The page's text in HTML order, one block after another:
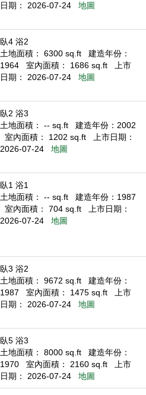
日期： 2026-07-24
地圖
臥4 浴2
土地面積： 6300 sq.ft
建造年份：
1964
室內面積： 1686 sq.ft
上市
日期： 2026-07-24
地圖
臥2 浴3
土地面積： -- sq.ft
建造年份：2002
室內面積： 1202 sq.ft
上市日期：
2026-07-24
地圖
臥1 浴1
土地面積： -- sq.ft
建造年份：1987
室內面積： 704 sq.ft
上市日期：
2026-07-24
地圖
臥3 浴2
土地面積： 9672 sq.ft
建造年份：
1987
室內面積： 1475 sq.ft
上市
日期： 2026-07-24
地圖
臥5 浴3
土地面積： 8000 sq.ft
建造年份：
1970
室內面積： 2160 sq.ft
上市
日期： 2026-07-24
地圖